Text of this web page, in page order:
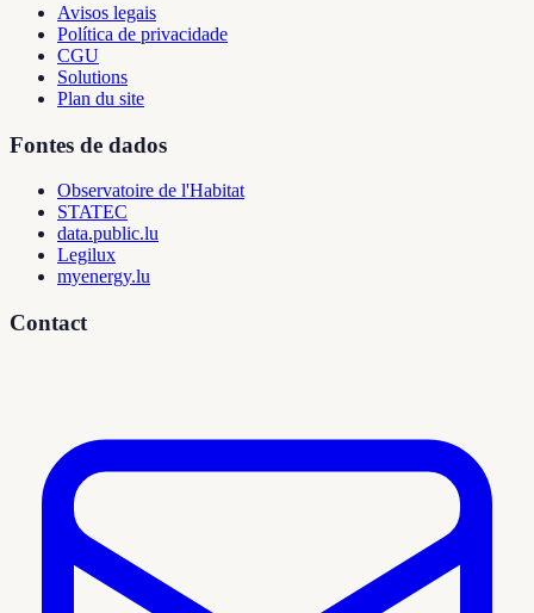
Avisos legais
Política de privacidade
CGU
Solutions
Plan du site
Fontes de dados
Observatoire de l'Habitat
STATEC
data.public.lu
Legilux
myenergy.lu
Contact